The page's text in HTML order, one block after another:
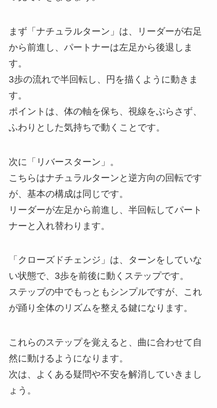
まず「ナチュラルターン」は、リーダーが右足
から前進し、パートナーは左足から後退しま
す。
3歩の流れで半回転し、円を描くように動きま
す。
ポイントは、体の軸を保ち、視線をぶらさず、
ふわりとした気持ちで動くことです。
次に「リバースターン」。
こちらはナチュラルターンと逆方向の回転です
が、基本の構成は同じです。
リーダーが左足から前進し、半回転してパート
ナーと入れ替わります。
「クローズドチェンジ」は、ターンをしていな
い状態で、3歩を前後に動くステップです。
ステップの中でもっともシンプルですが、これ
が踊り全体のリズムを整える鍵になります。
これらのステップを覚えると、曲に合わせて自
然に動けるようになります。
次は、よくある疑問や不安を解消していきまし
ょう。